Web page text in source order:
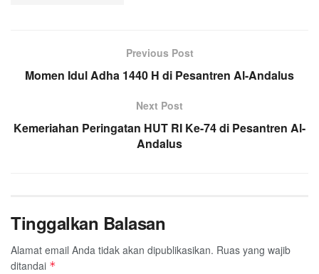
Previous Post
Momen Idul Adha 1440 H di Pesantren Al-Andalus
Next Post
Kemeriahan Peringatan HUT RI Ke-74 di Pesantren Al-
Andalus
Tinggalkan Balasan
Alamat email Anda tidak akan dipublikasikan. Ruas yang wajib
ditandai *